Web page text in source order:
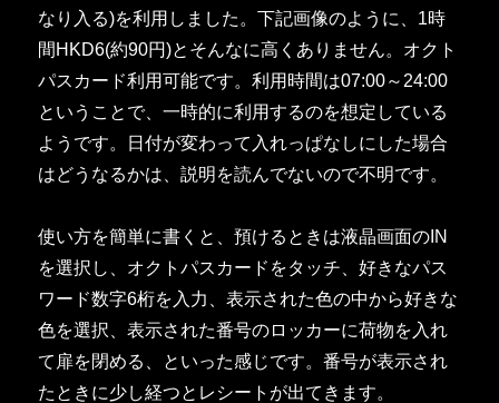
なり入る)を利用しました。下記画像のように、1時
間HKD6(約90円)とそんなに高くありません。オクト
パスカード利用可能です。利用時間は07:00～24:00
ということで、一時的に利用するのを想定している
ようです。日付が変わって入れっぱなしにした場合
はどうなるかは、説明を読んでないので不明です。
使い方を簡単に書くと、預けるときは液晶画面のIN
を選択し、オクトパスカードをタッチ、好きなパス
ワード数字6桁を入力、表示された色の中から好きな
色を選択、表示された番号のロッカーに荷物を入れ
て扉を閉める、といった感じです。番号が表示され
たときに少し経つとレシートが出てきます。